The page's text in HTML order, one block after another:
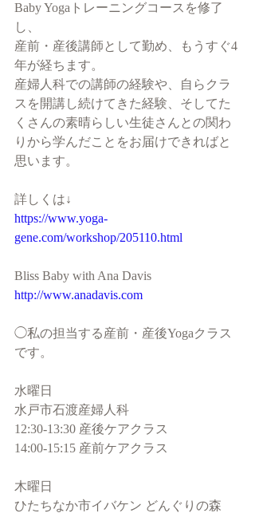
Baby Yogaトレーニングコースを修了
し、
産前・産後講師として勤め、もうすぐ4
年が経ちます。
産婦人科での講師の経験や、自らクラ
スを開講し続けてきた経験、そしてた
くさんの素晴らしい生徒さんとの関わ
りから学んだことをお届けできればと
思います。
詳しくは↓
https://www.yoga-
gene.com/workshop/205110.html
Bliss Baby with Ana Davis
http://www.anadavis.com
◯私の担当する産前・産後Yogaクラス
です。
水曜日
水戸市石渡産婦人科
12:30-13:30 産後ケアクラス
14:00-15:15 産前ケアクラス
木曜日
ひたちなか市イバケン どんぐりの森